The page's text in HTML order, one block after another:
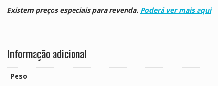
Existem preços especiais para revenda. Poderá ver mais aqui
Informação adicional
Peso